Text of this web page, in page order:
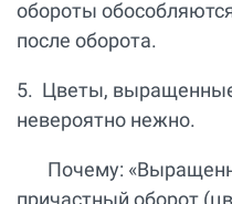
обороты
после оборота.
5. Цветы,
невероятно нежно.
Почему: